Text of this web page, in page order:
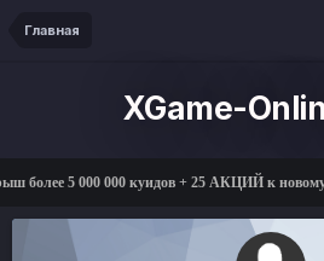
Главная
XGame-
5 000 000 куидов + 25 АКЦИЙ к